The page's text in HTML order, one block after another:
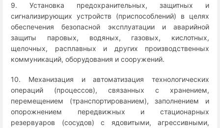
9. Установка предохранительных, защитных и
сигнализирующих устройств (приспособлений) в целях
обеспечения безопасной эксплуатации и аварийной
защиты паровых, водяных, газовых, кислотных,
щелочных, расплавных и других производственных
коммуникаций, оборудования и сооружений.
10. Механизация и автоматизация технологических
операций (процессов), связанных с хранением,
перемещением (транспортированием), заполнением и
опорожнением передвижных и стационарных
резервуаров (сосудов) с ядовитыми, агрессивными,